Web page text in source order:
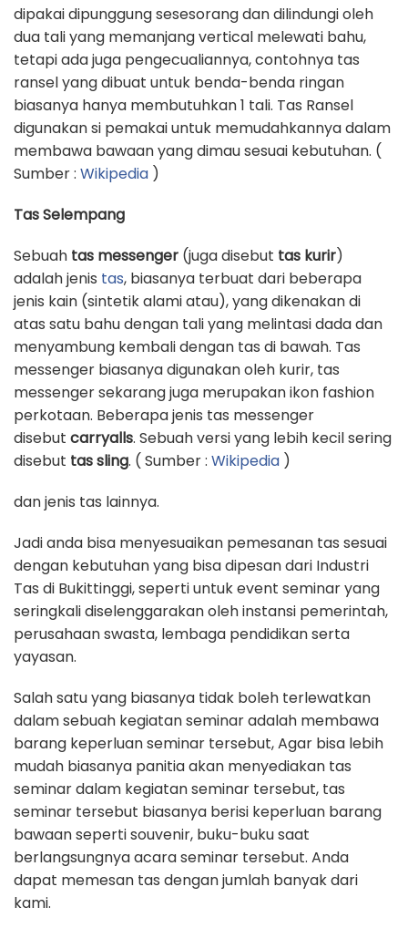
dipakai dipunggung sesesorang dan dilindungi oleh
dua tali yang memanjang vertical melewati bahu,
tetapi ada juga pengecualiannya, contohnya tas
ransel yang dibuat untuk benda-benda ringan
biasanya hanya membutuhkan 1 tali. Tas Ransel
digunakan si pemakai untuk memudahkannya dalam
membawa bawaan yang dimau sesuai kebutuhan. (
Sumber : Wikipedia )
Tas Selempang
Sebuah tas messenger (juga disebut tas kurir)
adalah jenis tas, biasanya terbuat dari beberapa
jenis kain (sintetik alami atau), yang dikenakan di
atas satu bahu dengan tali yang melintasi dada dan
menyambung kembali dengan tas di bawah. Tas
messenger biasanya digunakan oleh kurir, tas
messenger sekarang juga merupakan ikon fashion
perkotaan. Beberapa jenis tas messenger
disebut carryalls. Sebuah versi yang lebih kecil sering
disebut tas sling. ( Sumber : Wikipedia )
dan jenis tas lainnya.
Jadi anda bisa menyesuaikan pemesanan tas sesuai
dengan kebutuhan yang bisa dipesan dari Industri
Tas di Bukittinggi, seperti untuk event seminar yang
seringkali diselenggarakan oleh instansi pemerintah,
perusahaan swasta, lembaga pendidikan serta
yayasan.
Salah satu yang biasanya tidak boleh terlewatkan
dalam sebuah kegiatan seminar adalah membawa
barang keperluan seminar tersebut, Agar bisa lebih
mudah biasanya panitia akan menyediakan tas
seminar dalam kegiatan seminar tersebut, tas
seminar tersebut biasanya berisi keperluan barang
bawaan seperti souvenir, buku-buku saat
berlangsungnya acara seminar tersebut. Anda
dapat memesan tas dengan jumlah banyak dari
kami.